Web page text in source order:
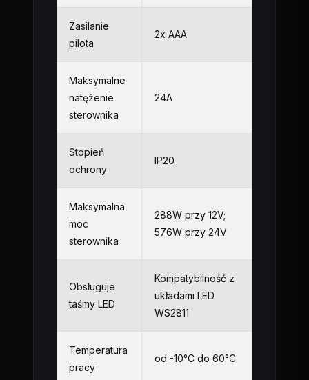
Zasilanie
pilota
2x AAA
Maksymalne
natężenie
sterownika
24A
Stopień
ochrony
IP20
Maksymalna
moc
sterownika
288W przy 12V;
576W przy 24V
Obsługuje
taśmy LED
Kompatybilność z
układami LED
WS2811
Temperatura
pracy
od -10°C do 60°C